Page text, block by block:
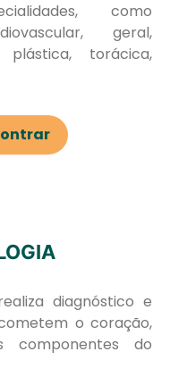
como
geral,
plástica, torácica,
diagnóstico e
o coração,
do